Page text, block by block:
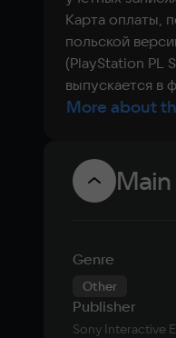
Kарта оплаты,
польской
(PlayStation PL
выпускается в
More about
Genre
Other
Publisher
Sony Interactive